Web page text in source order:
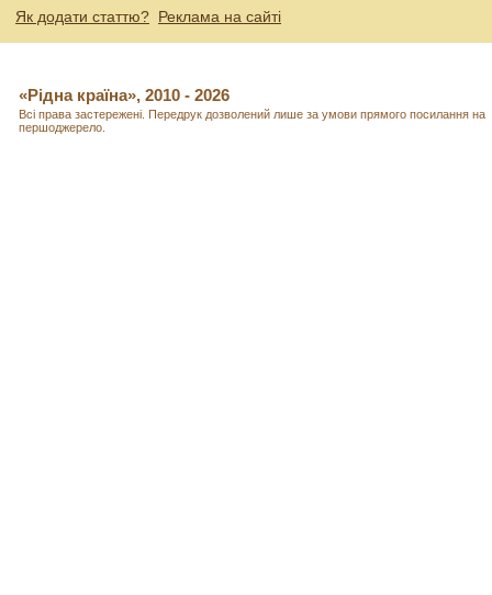
Як додати статтю? Реклама на сайті
«Рідна країна», 2010 - 2026
Всі права застережені. Передрук дозволений лише за умови прямого посилання на
першоджерело.